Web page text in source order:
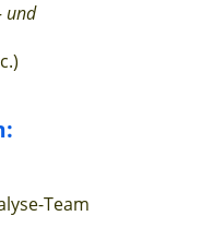
und
Team